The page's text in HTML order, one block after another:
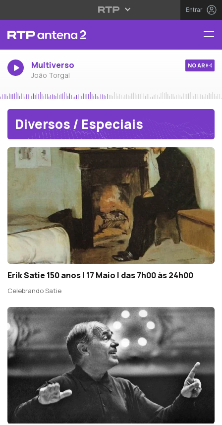
Entrar
Multiverso
João Torgal
NO AR
Diversos / Especiais
Erik Satie 150 anos | 17 Maio | das 7h00 às 24h00
Celebrando Satie